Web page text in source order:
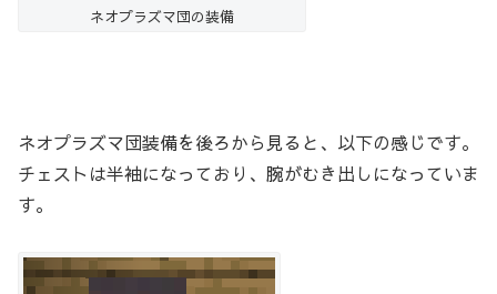
ネオプラズマ団の装備
ネオプラズマ団装備を後ろから見ると、以下の感じです。
チェストは半袖になっており、腕がむき出しになっていま
す。